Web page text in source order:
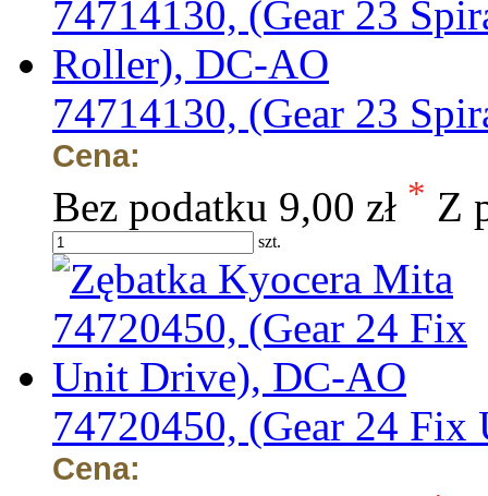
74714130, (Gear 23
Cena:
Bez podatku 9,00 zł * Z
szt.
74720450, (Gear 24
Cena: